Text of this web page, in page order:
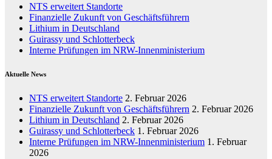
NTS erweitert Standorte
Finanzielle Zukunft von Geschäftsführern
Lithium in Deutschland
Guirassy und Schlotterbeck
Interne Prüfungen im NRW-Innenministerium
Aktuelle News
NTS erweitert Standorte 2. Februar 2026
Finanzielle Zukunft von Geschäftsführern 2. Februar 2026
Lithium in Deutschland 2. Februar 2026
Guirassy und Schlotterbeck 1. Februar 2026
Interne Prüfungen im NRW-Innenministerium 1. Februar
2026